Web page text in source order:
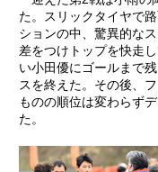
た。スリックタイヤで
ションの中、驚異的な
差をつけトップを快走
い小田優にゴールまで
スを終えた。その後、
ものの順位は変わらず
た。